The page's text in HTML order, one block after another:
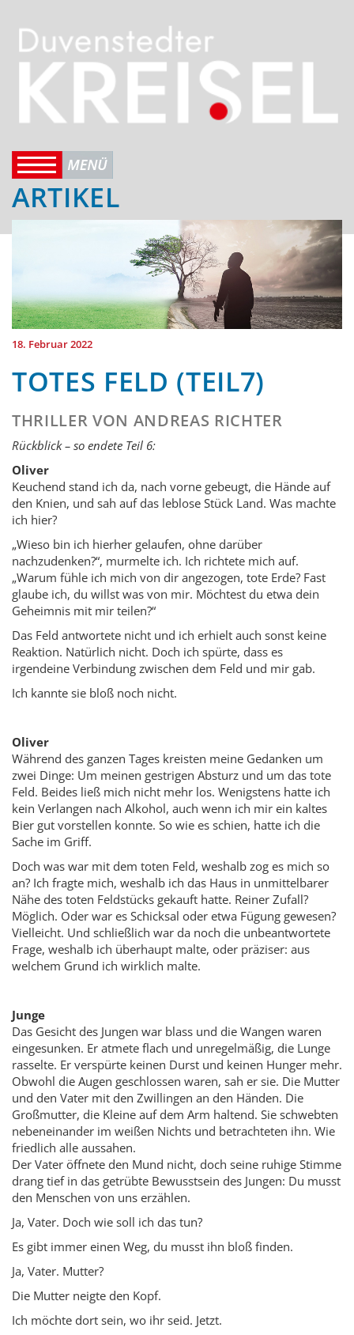
ARTIKEL
18. Februar 2022
TOTES FELD (TEIL7)
THRILLER VON ANDREAS RICHTER
Rückblick – so endete Teil 6:
Oliver
Keuchend stand ich da, nach vorne gebeugt, die Hände auf
den Knien, und sah auf das leblose Stück Land. Was machte
ich hier?
„Wieso bin ich hierher gelaufen, ohne darüber
nachzudenken?“, murmelte ich. Ich richtete mich auf.
„Warum fühle ich mich von dir angezogen, tote Erde? Fast
glaube ich, du willst was von mir. Möchtest du etwa dein
Geheimnis mit mir teilen?“
Das Feld antwortete nicht und ich erhielt auch sonst keine
Reaktion. Natürlich nicht. Doch ich spürte, dass es
irgendeine Verbindung zwischen dem Feld und mir gab.
Ich kannte sie bloß noch nicht.
Oliver
Während des ganzen Tages kreisten meine Gedanken um
zwei Dinge: Um meinen gestrigen Absturz und um das tote
Feld. Beides ließ mich nicht mehr los. Wenigstens hatte ich
kein Verlangen nach Alkohol, auch wenn ich mir ein kaltes
Bier gut vorstellen konnte. So wie es schien, hatte ich die
Sache im Griff.
Doch was war mit dem toten Feld, weshalb zog es mich so
an? Ich fragte mich, weshalb ich das Haus in unmittelbarer
Nähe des toten Feldstücks gekauft hatte. Reiner Zufall?
Möglich. Oder war es Schicksal oder etwa Fügung gewesen?
Vielleicht. Und schließlich war da noch die unbeantwortete
Frage, weshalb ich überhaupt malte, oder präziser: aus
welchem Grund ich wirklich malte.
Junge
Das Gesicht des Jungen war blass und die Wangen waren
eingesunken. Er atmete flach und unregelmäßig, die Lunge
rasselte. Er verspürte keinen Durst und keinen Hunger mehr.
Obwohl die Augen geschlossen waren, sah er sie. Die Mutter
und den Vater mit den Zwillingen an den Händen. Die
Großmutter, die Kleine auf dem Arm haltend. Sie schwebten
nebeneinander im weißen Nichts und betrachteten ihn. Wie
friedlich alle aussahen.
Der Vater öffnete den Mund nicht, doch seine ruhige Stimme
drang tief in das getrübte Bewusstsein des Jungen: Du musst
den Menschen von uns erzählen.
Ja, Vater. Doch wie soll ich das tun?
Es gibt immer einen Weg, du musst ihn bloß finden.
Ja, Vater. Mutter?
Die Mutter neigte den Kopf.
Ich möchte dort sein, wo ihr seid. Jetzt.